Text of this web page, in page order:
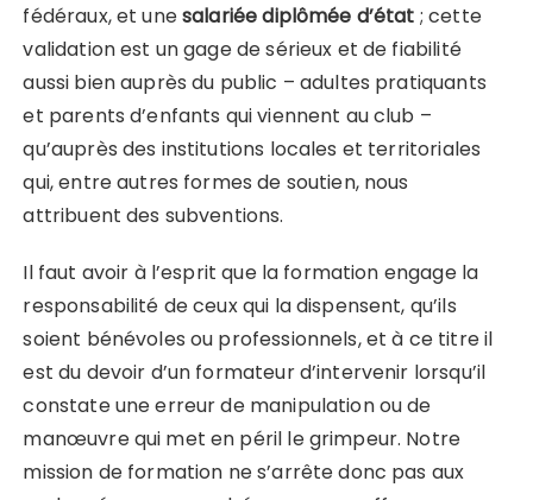
fédéraux, et unesalariée diplômée d’état ; cette
validation est un gage de sérieux et de fiabilité
aussi bien auprès du public – adultes pratiquants
et parents d’enfants qui viennent au club –
qu’auprès des institutions locales et territoriales
qui, entre autres formes de soutien, nous
attribuent des subventions.
Il faut avoir à l’esprit que la formation engage la
responsabilité de ceux qui la dispensent, qu’ils
soient bénévoles ou professionnels, et à ce titre il
est du devoir d’un formateur d’intervenir lorsqu’il
constate une erreur de manipulation ou de
manœuvre qui met en péril le grimpeur. Notre
mission de formation ne s’arrête donc pas aux